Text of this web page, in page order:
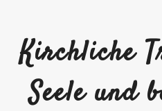
Kirchliche
Seele und